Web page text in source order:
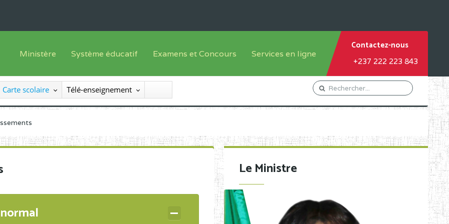
Ministère
Le Ministre
Le SEESEN
Inspection Générale des Enseignements
Organigramme
Système éducatif
Offre de formation
Sous système francophone
Progammes d'études
Examens et Concours
Inscriptions
Liste des candidats
Diplômes disponibles
Services en ligne
Orientation Conseil
Gestion du Personnel
Demande de subvention
Contactez-nous
+237 222 223 843
Carte scolaire Télé-enseignement
Le Ministre